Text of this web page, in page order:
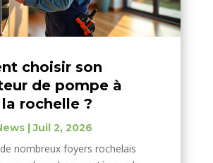
choisir son
de pompe à
rochelle ?
|Juil 2, 2026
nombreux foyers rochelais